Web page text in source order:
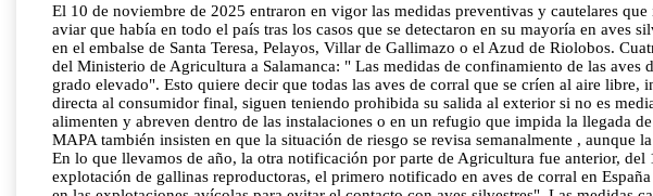
El 10 de noviembre de 2025 entraron en vigor las medidas preventivas y cautelares
aviar que había en todo el país tras los casos que se detectaron en su mayoría en aves
en el embalse de Santa Teresa, Pelayos, Villar de Gallimazo o el Azud de Riolobos.
del Ministerio de Agricultura a Salamanca: " Las medidas de confinamiento de las
grado elevado". Esto quiere decir que todas las aves de corral que se críen al aire
directa al consumidor final, siguen teniendo prohibida su salida al exterior si no es
alimenten y abreven dentro de las instalaciones o en un refugio que impida la llegada
MAPA también insisten en que la situación de riesgo se revisa semanalmente ,
En lo que llevamos de año, la otra notificación por parte de Agricultura fue anterior,
explotación de gallinas reproductoras, el primero notificado en aves de corral en